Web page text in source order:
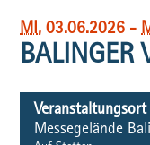
MI, 03.06.2026 -
BALINGER
Veranstaltungsort
Messegelände